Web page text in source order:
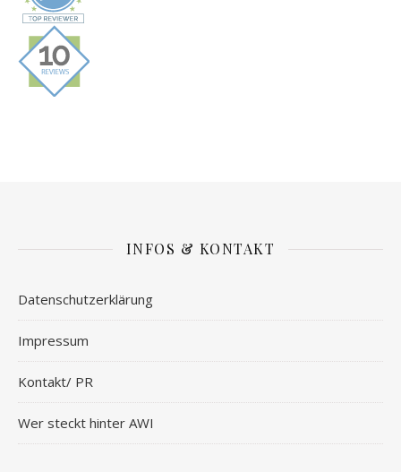
INFOS & KONTAKT
Datenschutzerklärung
Impressum
Kontakt/ PR
Wer steckt hinter AWI